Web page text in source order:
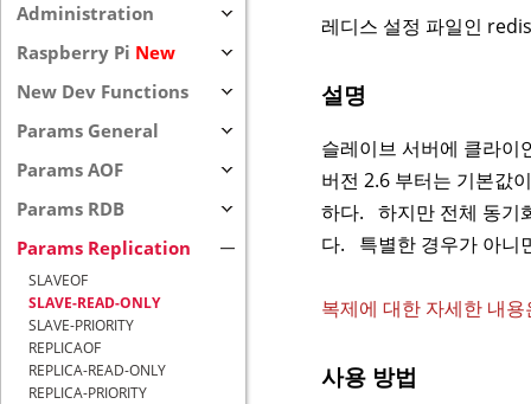
Administration
Raspberry Pi New
New Dev Functions
Params General
Params AOF
Params RDB
Params Replication
SLAVEOF
SLAVE-READ-ONLY
SLAVE-PRIORITY
REPLICAOF
REPLICA-READ-ONLY
REPLICA-PRIORITY
레디스 설정 파일인
설명
슬레이브 서버에 클라이
버전 2.6 부터는 기본값
하다. 하지만 전체 동기
다. 특별한 경우가 아니
복제에 대한 자세한 내
사용 방법